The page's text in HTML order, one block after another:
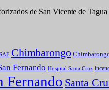
de San Vicente de
Chimbarongo
Fernando Hospital Santa Cruz
Fernando Santa